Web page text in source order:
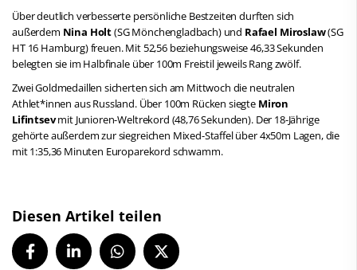
Über deutlich verbesserte persönliche Bestzeiten durften sich
außerdem Nina Holt(SG Mönchengladbach) und Rafael Miroslaw(SG
HT 16 Hamburg) freuen. Mit 52,56 beziehungsweise 46,33 Sekunden
belegten sie im Halbfinale über 100m Freistil jeweils Rang zwölf.
Zwei Goldmedaillen sicherten sich am Mittwoch die neutralen
Athlet*innen aus Russland. Über 100m Rücken siegte Miron
Lifintsevmit Junioren-Weltrekord (48,76 Sekunden). Der 18-Jährige
gehörte außerdem zur siegreichen Mixed-Staffel über 4x50m Lagen, die
mit 1:35,36 Minuten Europarekord schwamm.
Diesen Artikel teilen